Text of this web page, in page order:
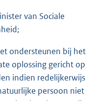
van Sociale
ondersteunen bij het
oplossing gericht op
indien redelijkerwijs
persoon niet